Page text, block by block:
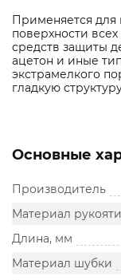
Применяется
поверхности
средств защиты
ацетон и иные
экстрамелкого
гладкую
Основные
Производитель
Материал рукояти
Длина, мм
Материал шубки